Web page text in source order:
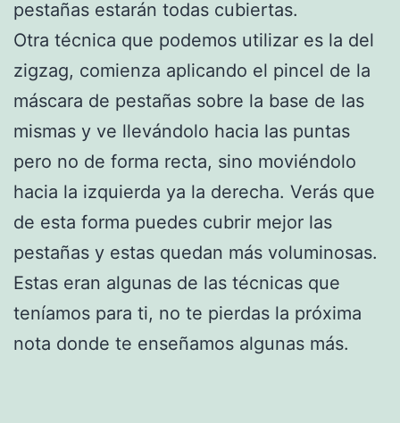
pestañas estarán todas cubiertas.
Otra técnica que podemos utilizar es la del
zigzag, comienza aplicando el pincel de la
máscara de pestañas sobre la base de las
mismas y ve llevándolo hacia las puntas
pero no de forma recta, sino moviéndolo
hacia la izquierda ya la derecha. Verás que
de esta forma puedes cubrir mejor las
pestañas y estas quedan más voluminosas.
Estas eran algunas de las técnicas que
teníamos para ti, no te pierdas la próxima
nota donde te enseñamos algunas más.